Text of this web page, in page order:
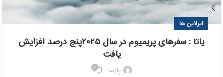
ایرلاین ها
یاتا : سفرهای پریمیوم در سال ۲۰۲۵پنج درصد افزایش
یافت
پارسا 0